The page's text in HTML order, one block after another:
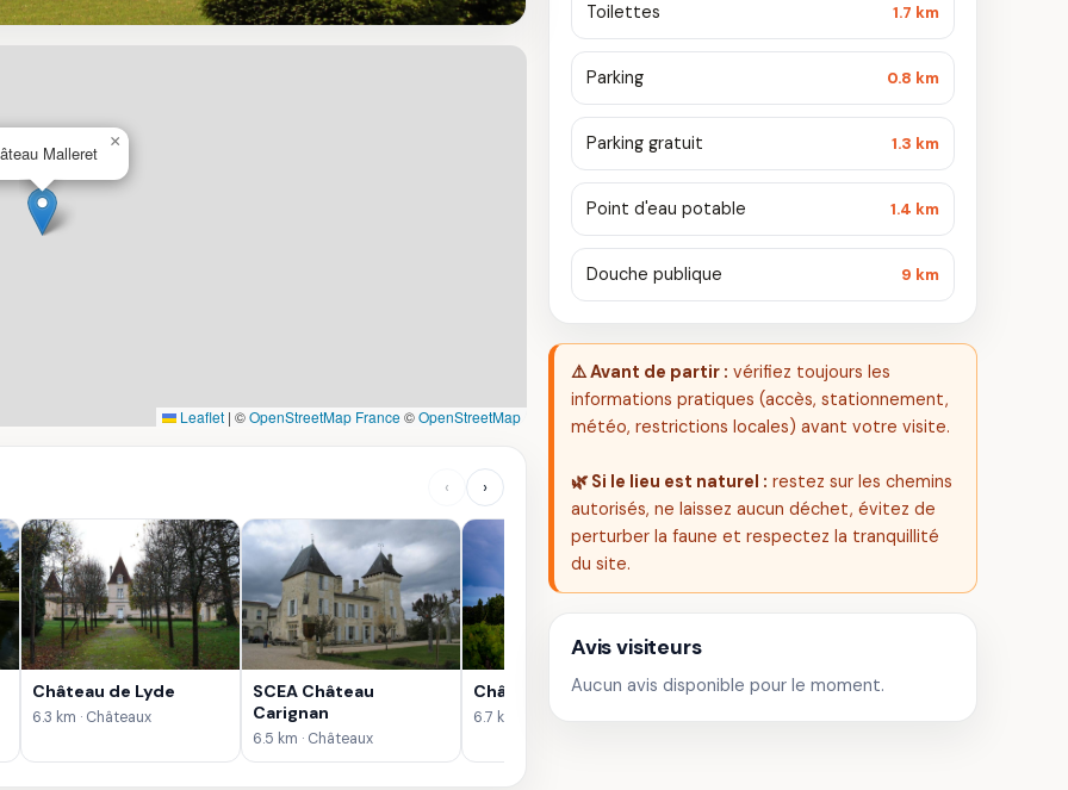
Malleret
×
Leaflet | ©OpenStreetMap France©OpenStreetMap
‹ ›
Château de Lyde
6.3 km · Châteaux
SCEA Château
Carignan
6.5 km · Châteaux
Château Haut Nouchet
6.7 km · Châteaux
Toilettes 1.7 km
Parking 0.8 km
Parking gratuit 1.3 km
Point d'eau potable 1.4 km
Douche publique 9 km
⚠️ Avant de partir : vérifiez toujours les
informations pratiques (accès, stationnement,
météo, restrictions locales) avant votre visite.
🌿 Si le lieu est naturel : restez sur les chemins
autorisés, ne laissez aucun déchet, évitez de
perturber la faune et respectez la tranquillité
du site.
Avis visiteurs
Aucun avis disponible pour le moment.